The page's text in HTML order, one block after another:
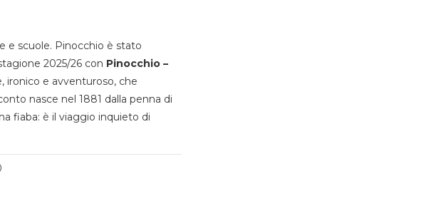
e scuole. Pinocchio è stato
2025/26 con Pinocchio –
e avventuroso, che
nasce nel 1881 dalla penna di
fiaba: è il viaggio inquieto di